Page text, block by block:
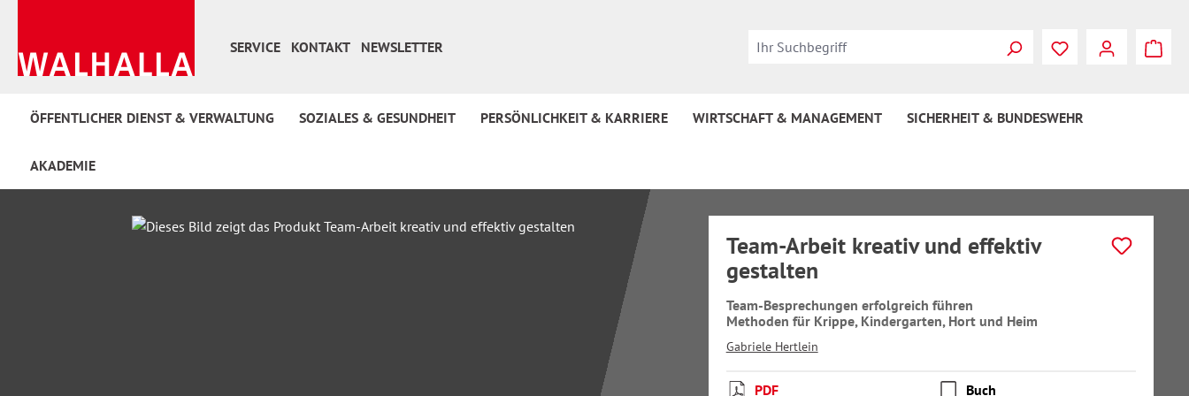
SERVICE
KONTAKT NEWSLETTER
ÖFFENTLICHER DIENST & VERWALTUNG SOZIALES & GESUNDHEIT PERSÖNLICHKEIT & KARRIERE WIRTSCHAFT & MANAGEMENT SICHERHEIT & BUNDESWEHR
AKADEMIE
Bildergalerie überspringen
Team-Arbeit kreativ und effektiv
gestalten
Team-Besprechungen erfolgreich führen
Methoden für Krippe, Kindergarten, Hort und Heim
Gabriele Hertlein
PDF Buch